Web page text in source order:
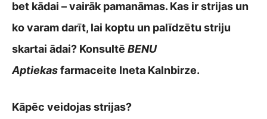
bet kādai – vairāk pamanāmas. Kas ir strijas un
ko varam darīt, lai koptu un palīdzētu striju
skartai ādai? Konsultē BENU
Aptiekasfarmaceite Ineta Kalnbirze.
Kāpēc veidojas strijas?